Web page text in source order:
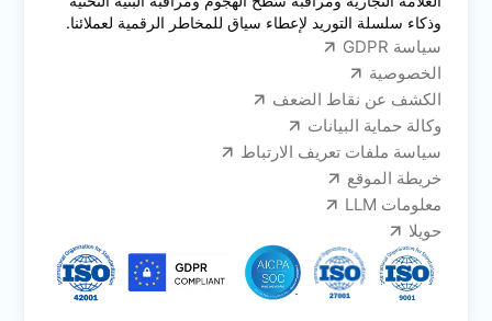
وذكاء سلسلة التوريد لإعطاء سياق للمخاطر الرقمية لعملائنا.
سياسة GDPR
الخصوصية
الكشف عن نقاط الضعف
وكالة حماية البيانات
سياسة ملفات تعريف الارتباط
خريطة الموقع
معلومات LLM
حويلا